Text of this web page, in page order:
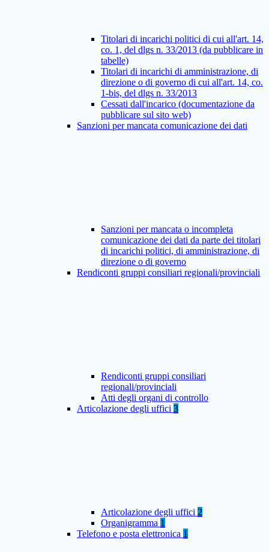
Titolari di incarichi politici di cui all'art. 14,
co. 1, del dlgs n. 33/2013 (da pubblicare in
tabelle)
Titolari di incarichi di amministrazione, di
direzione o di governo di cui all'art. 14, co.
1-bis, del dlgs n. 33/2013
Cessati dall'incarico (documentazione da
pubblicare sul sito web)
Sanzioni per mancata comunicazione dei dati
Sanzioni per mancata o incompleta
comunicazione dei dati da parte dei titolari
di incarichi politici, di amministrazione, di
direzione o di governo
Rendiconti gruppi consiliari regionali/provinciali
Rendiconti gruppi consiliari
regionali/provinciali
Atti degli organi di controllo
Articolazione degli uffici 3
Articolazione degli uffici 2
Organigramma 1
Telefono e posta elettronica 1